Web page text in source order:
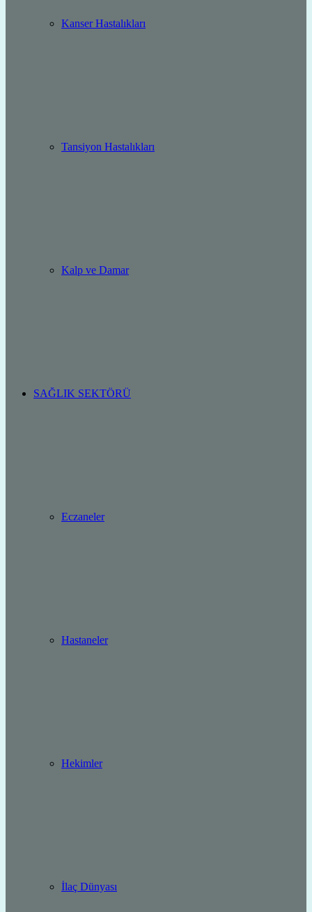
Kanser Hastalıkları
Tansiyon Hastalıkları
Kalp ve Damar
SAĞLIK SEKTÖRÜ
Eczaneler
Hastaneler
Hekimler
İlaç Dünyası